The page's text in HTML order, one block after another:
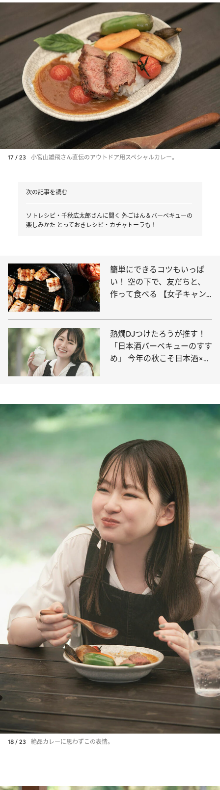
17 / 23 小宮山雄飛さん直伝のアウトドア用スペシャルカレー。
次の記事を読む
ソトレシピ・千秋広太郎さんに聞く 外ごはん＆バーベキューの
楽しみかた とっておきレシピ・カチャトーラも！
簡単にできるコツもいっぱ
い！ 空の下で、友だちと、
作って食べる 【女子キャン
熱燗DJつけたろうが推す！
「日本酒バーベキューのすす
め」 今年の秋こそ日本酒×ア
18 / 23 絶品カレーに思わずこの表情。